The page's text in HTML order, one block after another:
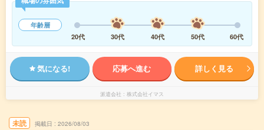
年齢層
20代
30代 40代 50代 60代
気になる! 応募へ進む 詳しく見る
派遣会社 株式会社イマス
未読 掲載日 2026/08/03